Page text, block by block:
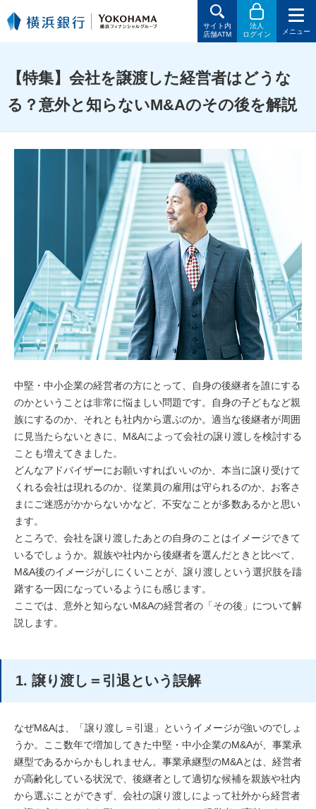
サイト内
店舗ATM
法人
ログイン
メニュー
【特集】会社を譲渡した経営者はどうな
る？意外と知らないM&Aのその後を解説
中堅・中小企業の経営者の方にとって、自身の後継者を誰にする
のかということは非常に悩ましい問題です。自身の子どもなど親
族にするのか、それとも社内から選ぶのか。適当な後継者が周囲
に見当たらないときに、M&Aによって会社の譲り渡しを検討する
ことも増えてきました。
どんなアドバイザーにお願いすればいいのか、本当に譲り受けて
くれる会社は現れるのか、従業員の雇用は守られるのか、お客さ
まにご迷惑がかからないかなど、不安なことが多数あるかと思い
ます。
ところで、会社を譲り渡したあとの自身のことはイメージできて
いるでしょうか。親族や社内から後継者を選んだときと比べて、
M&A後のイメージがしにくいことが、譲り渡しという選択肢を躊
躇する一因になっているようにも感じます。
ここでは、意外と知らないM&Aの経営者の「その後」について解
説します。
1. 譲り渡し＝引退という誤解
なぜM&Aは、「譲り渡し＝引退」というイメージが強いのでしょ
うか。ここ数年で増加してきた中堅・中小企業のM&Aが、事業承
継型であるからかもしれません。事業承継型のM&Aとは、経営者
が高齢化している状況で、後継者として適切な候補を親族や社内
から選ぶことができず、会社の譲り渡しによって社外から経営者